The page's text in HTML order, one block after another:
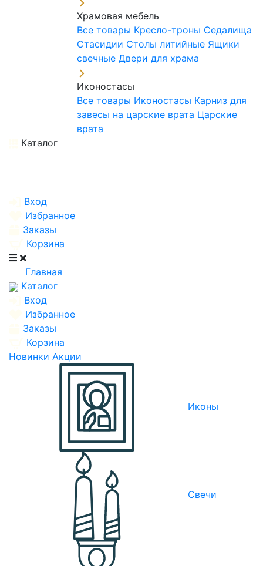
Храмовая мебель
Все товары Кресло-троны Седалища
Стасидии Столы литийные Ящики
свечные Двери для храма
Иконостасы
Все товары Иконостасы Карниз для
завесы на царские врата Царские
врата
Каталог
Вход
Избранное
Заказы
Корзина
Главная
Каталог
Вход
Избранное
Заказы
Корзина
Новинки Акции
Иконы
Свечи